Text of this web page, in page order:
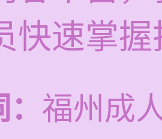
快速掌
福州成